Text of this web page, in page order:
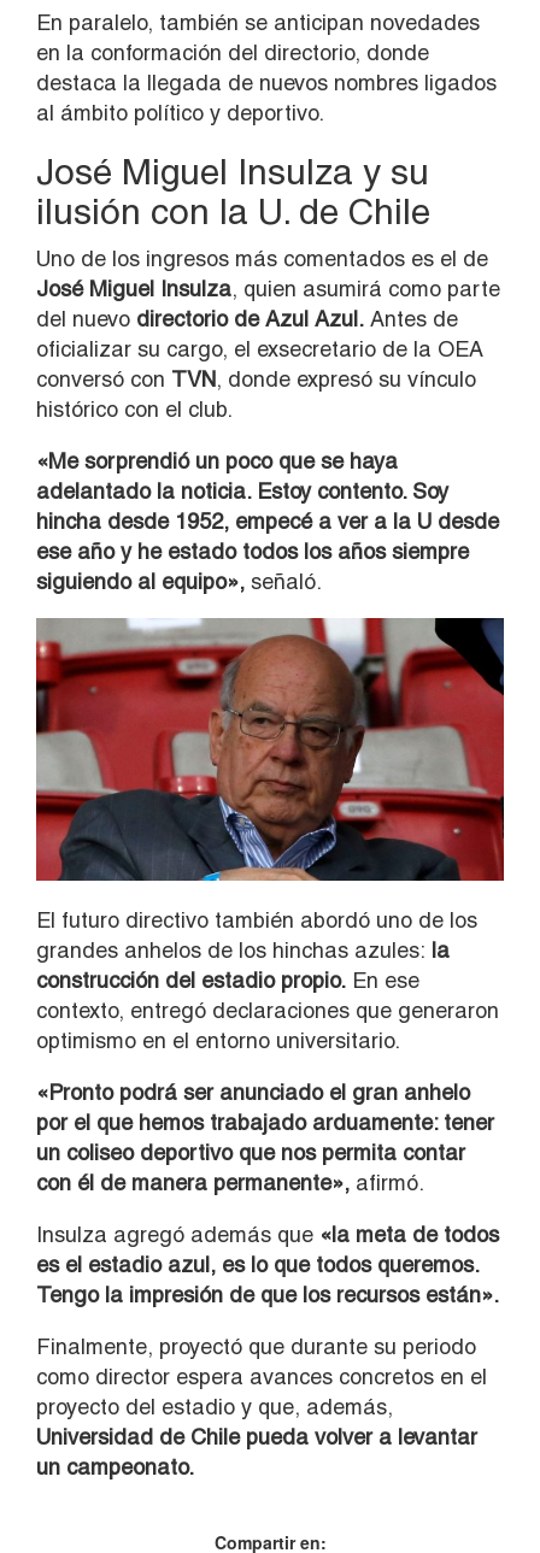
En paralelo, también se anticipan novedades
en la conformación del directorio, donde
destaca la llegada de nuevos nombres ligados
al ámbito político y deportivo.
José Miguel Insulza y su
ilusión con la U. de Chile
Uno de los ingresos más comentados es el de
José Miguel Insulza, quien asumirá como parte
del nuevo directorio de Azul Azul. Antes de
oficializar su cargo, el exsecretario de la OEA
conversó con TVN, donde expresó su vínculo
histórico con el club.
«Me sorprendió un poco que se haya
adelantado la noticia. Estoy contento. Soy
hincha desde 1952, empecé a ver a la U desde
ese año y he estado todos los años siempre
siguiendo al equipo», señaló.
El futuro directivo también abordó uno de los
grandes anhelos de los hinchas azules: la
construcción del estadio propio. En ese
contexto, entregó declaraciones que generaron
optimismo en el entorno universitario.
«Pronto podrá ser anunciado el gran anhelo
por el que hemos trabajado arduamente: tener
un coliseo deportivo que nos permita contar
con él de manera permanente», afirmó.
Insulza agregó además que «la meta de todos
es el estadio azul, es lo que todos queremos.
Tengo la impresión de que los recursos están».
Finalmente, proyectó que durante su periodo
como director espera avances concretos en el
proyecto del estadio y que, además,
Universidad de Chile pueda volver a levantar
un campeonato.
Compartir en: